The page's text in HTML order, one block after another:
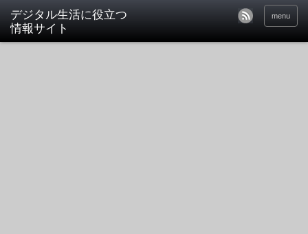
デジタル生活に役立つ
情報サイト
menu